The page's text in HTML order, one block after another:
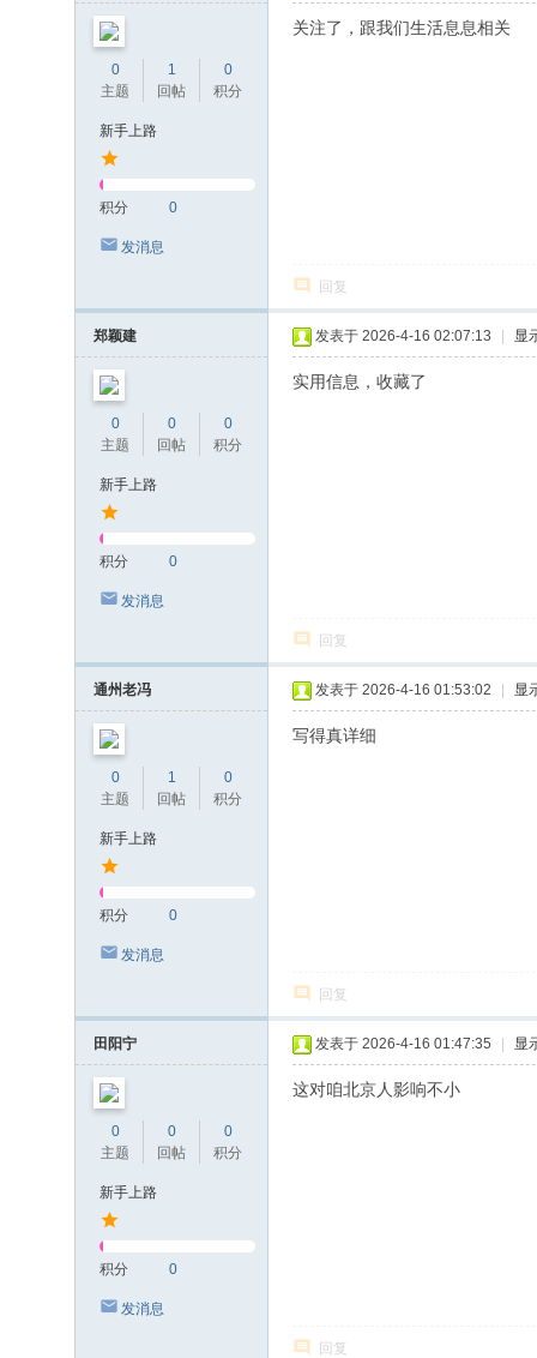
0
主题
1
回帖
0
积分
新手上路
积分 0
发消息
关注了，跟我们生活息息相关
回复
郑颖建
0
主题
0
回帖
0
积分
新手上路
积分 0
发消息
发表于 2026-4-16 02:07:13 显
实用信息，收藏了
回复
通州老冯
0
主题
1
回帖
0
积分
新手上路
积分 0
发消息
发表于 2026-4-16 01:53:02 显
写得真详细
回复
田阳宁
0
主题
0
回帖
0
积分
新手上路
积分 0
发消息
发表于 2026-4-16 01:47:35 显
这对咱北京人影响不小
回复